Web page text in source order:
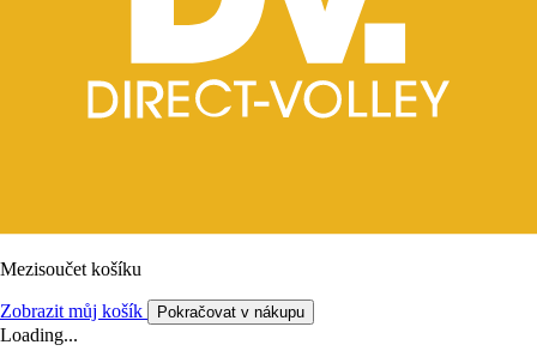
Mezisoučet košíku
Zobrazit můj košík Pokračovat v nákupu
Loading...